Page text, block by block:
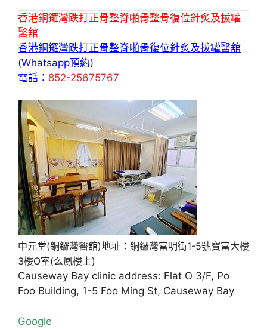
香港銅鑼灣跌打正骨整脊啪骨整骨復位針炙及拔罐
醫舘
香港銅鑼灣跌打正骨整脊啪骨復位針炙及拔罐醫舘
(Whatsapp預約)
電話： 852-25675767
中元堂(銅鑼灣醫舘)地址：銅鑼灣富明街1-5號寶富大樓
3樓O室(么鳳樓上)
Causeway Bay clinic address: Flat O 3/F, Po
Foo Building, 1-5 Foo Ming St, Causeway Bay
Google